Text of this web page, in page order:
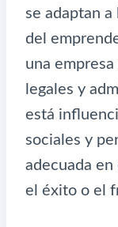
se adaptan
del
una
legales y
está
sociales y
adecuada
el éxito o el